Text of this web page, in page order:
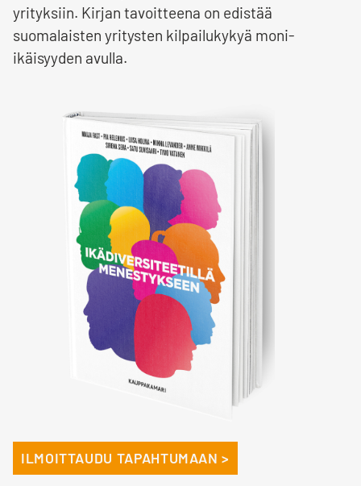
yrityksiin. Kirjan tavoitteena on edistää
suomalaisten yritysten kilpailukykyä moni-
ikäisyyden avulla.
ILMOITTAUDU TAPAHTUMAAN >